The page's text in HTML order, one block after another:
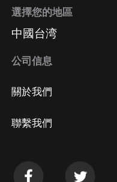
選擇您的地區
中國台湾
公司信息
關於我們
聯繫我們